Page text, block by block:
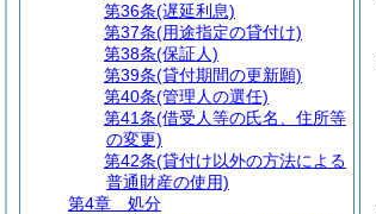
第36条(遅延利息)
第37条(用途指定の貸付け)
第38条(保証人)
第39条(貸付期間の更新願)
第40条(管理人の選任)
第41条(借受人等の氏名、住所等
の変更)
第42条(貸付け以外の方法による
普通財産の使用)
第4章
処分